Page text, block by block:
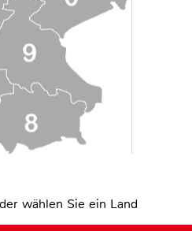
wählen Sie ein Land